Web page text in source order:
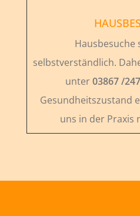
Hausbesuche
selbstverständlich.
unter03867 /247
Gesundheitszustand
uns in der Praxis